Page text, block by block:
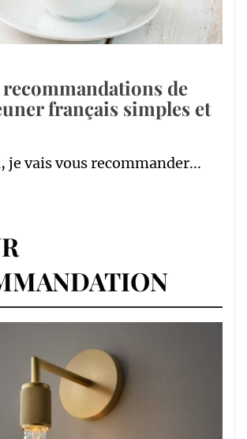
recommandations de
français simples et
vais vous recommander...